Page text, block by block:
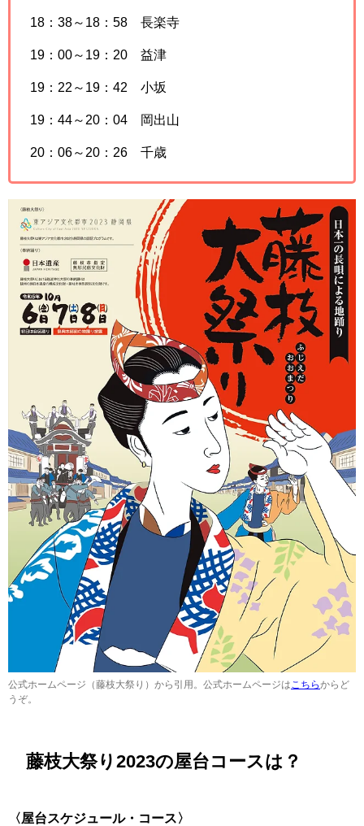
18：38～18：58 長楽寺
19：00～19：20 益津
19：22～19：42 小坂
19：44～20：04 岡出山
20：06～20：26 千歳
公式ホームページ（藤枝大祭り）から引用。公式ホームページはこちらからど
うぞ。
藤枝大祭り2023の屋台コースは？
〈屋台スケジュール・コース〉